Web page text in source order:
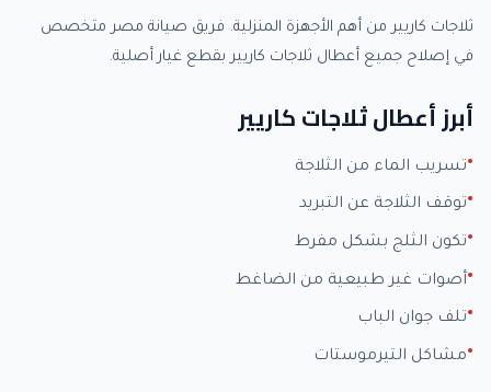
ثلاجات كاريير من أهم الأجهزة المنزلية. فريق صيانة مصر متخصص
في إصلاح جميع أعطال ثلاجات كاريير بقطع غيار أصلية.
أبرز أعطال ثلاجات كاريير
تسريب الماء من الثلاجة
توقف الثلاجة عن التبريد
تكون الثلج بشكل مفرط
أصوات غير طبيعية من الضاغط
تلف جوان الباب
مشاكل التيرموستات